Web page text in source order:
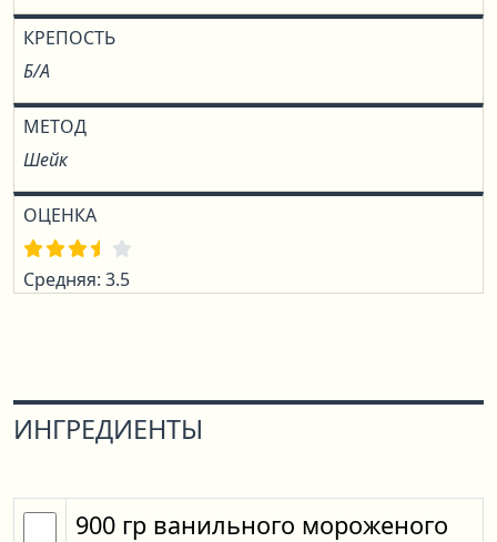
КРЕПОСТЬ
Б/А
МЕТОД
Шейк
ОЦЕНКА
Средняя: 3.5
ИНГРЕДИЕНТЫ
900 гр ванильного мороженого